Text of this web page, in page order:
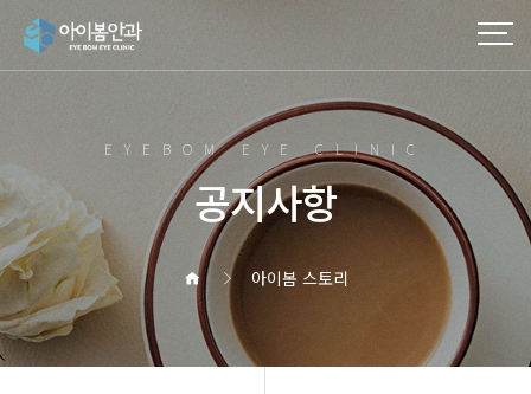
EYEBOM EYE CLINIC
공지사항
아이봄 스토리